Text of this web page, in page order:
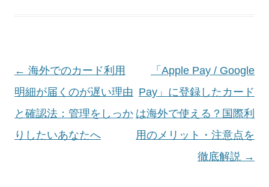
投
稿
ナ
ビ
← 海外でのカード利用
明細が届くのが遅い理由
と確認法：管理をしっか
りしたいあなたへ
「Apple Pay / Google
Pay」に登録したカード
は海外で使える？国際利
用のメリット・注意点を
徹底解説 →